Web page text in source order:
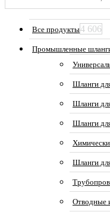
Все продукты4 606
Промышленные
Шланги
Шланги
Шланги
Шланги
Отводные